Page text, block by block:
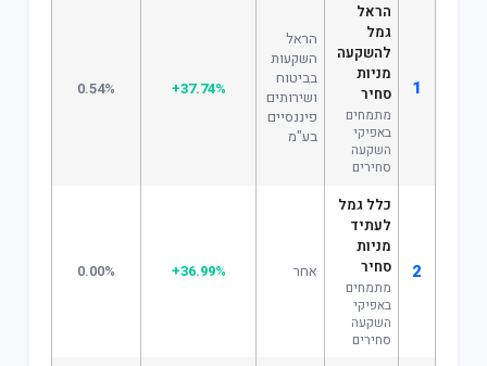
1
הראל
גמל
להשקעה
מניות
סחיר
מתמחים
באפיקי
השקעה
סחירים
הראל
השקעות
בביטוח
ושירותים
פיננסיים
בע"מ
+37.74%
0.54%
2
כלל גמל
לעתיד
מניות
סחיר
מתמחים
באפיקי
השקעה
סחירים
אחר +36.99%
0.00%